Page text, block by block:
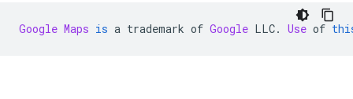
Google Maps is a trademark of Google LLC. Use of